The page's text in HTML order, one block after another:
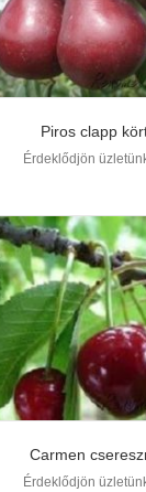
Piros clapp
Érdeklődjön
Carmen
Érdeklődjön